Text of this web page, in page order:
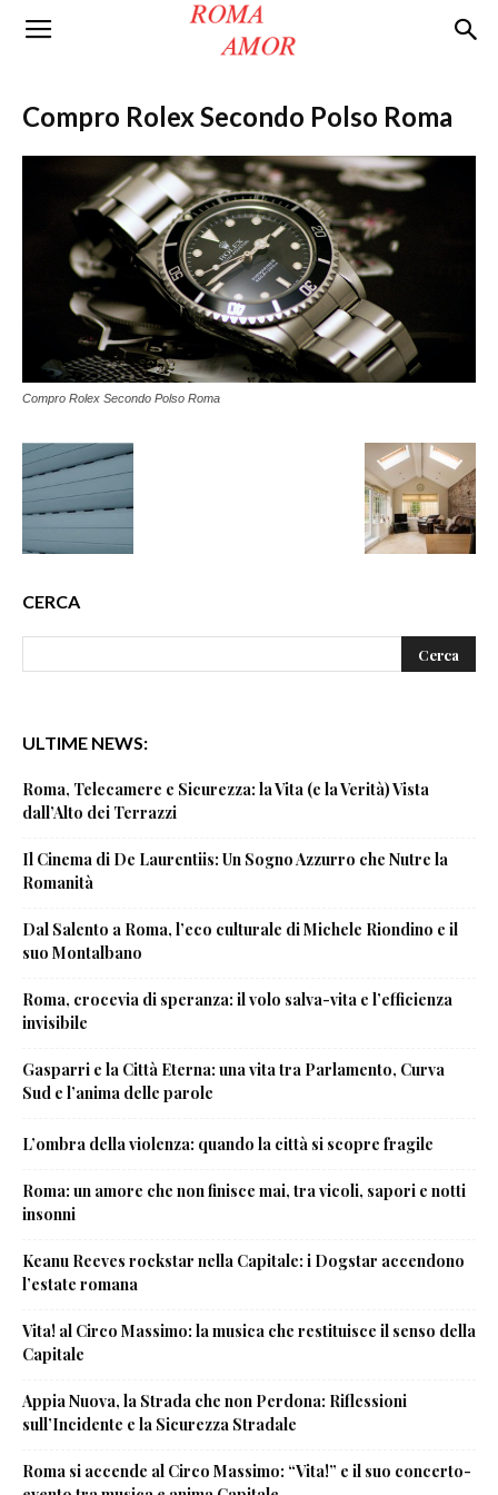
Roma
Amor
Compro Rolex Secondo Polso Roma
Compro Rolex Secondo Polso Roma
CERCA
ULTIME NEWS:
Roma, Telecamere e Sicurezza: la Vita (e la Verità) Vista
dall’Alto dei Terrazzi
Il Cinema di De Laurentiis: Un Sogno Azzurro che Nutre la
Romanità
Dal Salento a Roma, l’eco culturale di Michele Riondino e il
suo Montalbano
Roma, crocevia di speranza: il volo salva-vita e l’efficienza
invisibile
Gasparri e la Città Eterna: una vita tra Parlamento, Curva
Sud e l’anima delle parole
L’ombra della violenza: quando la città si scopre fragile
Roma: un amore che non finisce mai, tra vicoli, sapori e notti
insonni
Keanu Reeves rockstar nella Capitale: i Dogstar accendono
l’estate romana
Vita! al Circo Massimo: la musica che restituisce il senso della
Capitale
Appia Nuova, la Strada che non Perdona: Riflessioni
sull’Incidente e la Sicurezza Stradale
Roma si accende al Circo Massimo: “Vita!” e il suo concerto-